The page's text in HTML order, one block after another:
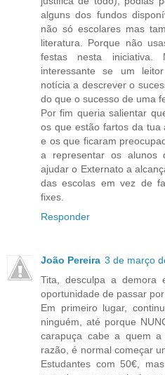
alguns dos fundos
não só escolares mas
literatura. Porque não
festas nesta
interessante se um
notícia a descrever o
do que o sucesso de uma
Por fim queria salientar
os que estão fartos da tua
e os que ficaram
a representar os alunos
ajudar o Externato a
das escolas em vez de
fixes.
Responder
João Pereira 3 de março
Tita, desculpa a demora
oportunidade de passar
Em primeiro lugar,
ninguém, até porque
carapuça cabe a quem a
razão, é normal começar
Estudantes com 50€,